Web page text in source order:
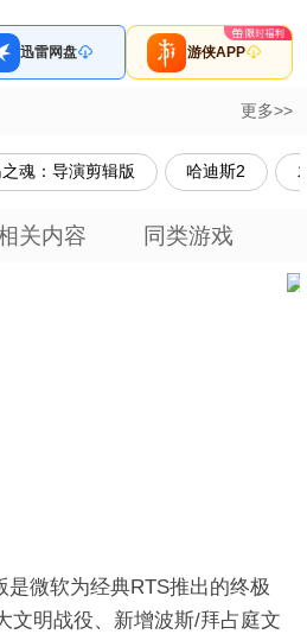
迅雷网盘 游侠APP
更多>>
魂：导演剪辑版 哈迪斯2
关内容 同类游戏
是微软为经典RTS推出的终极
文明战役、新增波斯/拜占庭文